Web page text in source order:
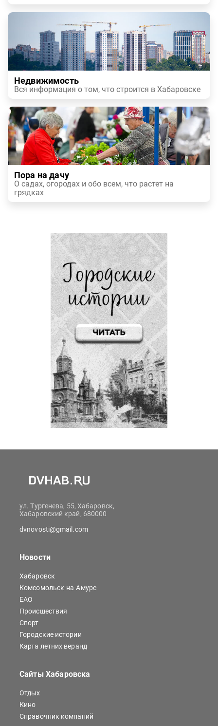
Недвижимость
Вся информация о том, что строится в Хабаровске
Пора на дачу
О садах, огородах и обо всем, что растет на
грядках
ул. Тургенева, 55, Хабаровск,
Хабаровский край, 680000
dvnovosti@gmail.com
Новости
Хабаровск
Комсомольск-на-Амуре
ЕАО
Происшествия
Спорт
Городские истории
Карта летних веранд
Сайты Хабаровска
Отдых
Кино
Справочник компаний